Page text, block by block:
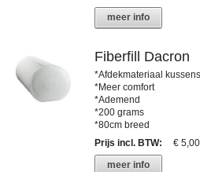
meer info
Fiberfill Dacron
*Afdekmateriaal kussens
*Meer comfort
*Ademend
*200 grams
*80cm breed
Prijs incl. BTW:
€ 5,00
meer info